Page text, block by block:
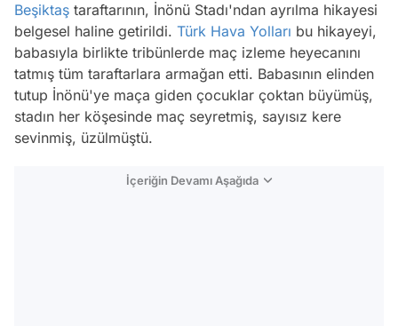
Beşiktaş taraftarının, İnönü Stadı'ndan ayrılma hikayesi
belgesel haline getirildi. Türk Hava Yolları bu hikayeyi,
babasıyla birlikte tribünlerde maç izleme heyecanını
tatmış tüm taraftarlara armağan etti. Babasının elinden
tutup İnönü'ye maça giden çocuklar çoktan büyümüş,
stadın her köşesinde maç seyretmiş, sayısız kere
sevinmiş, üzülmüştü.
İçeriğin Devamı Aşağıda